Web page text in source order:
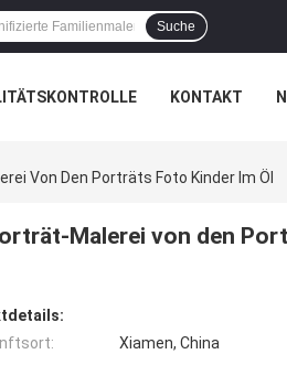
Suche
KONTAKT
Von Den Porträts Foto Kinder Im Öl
Malerei von den
Xiamen, China